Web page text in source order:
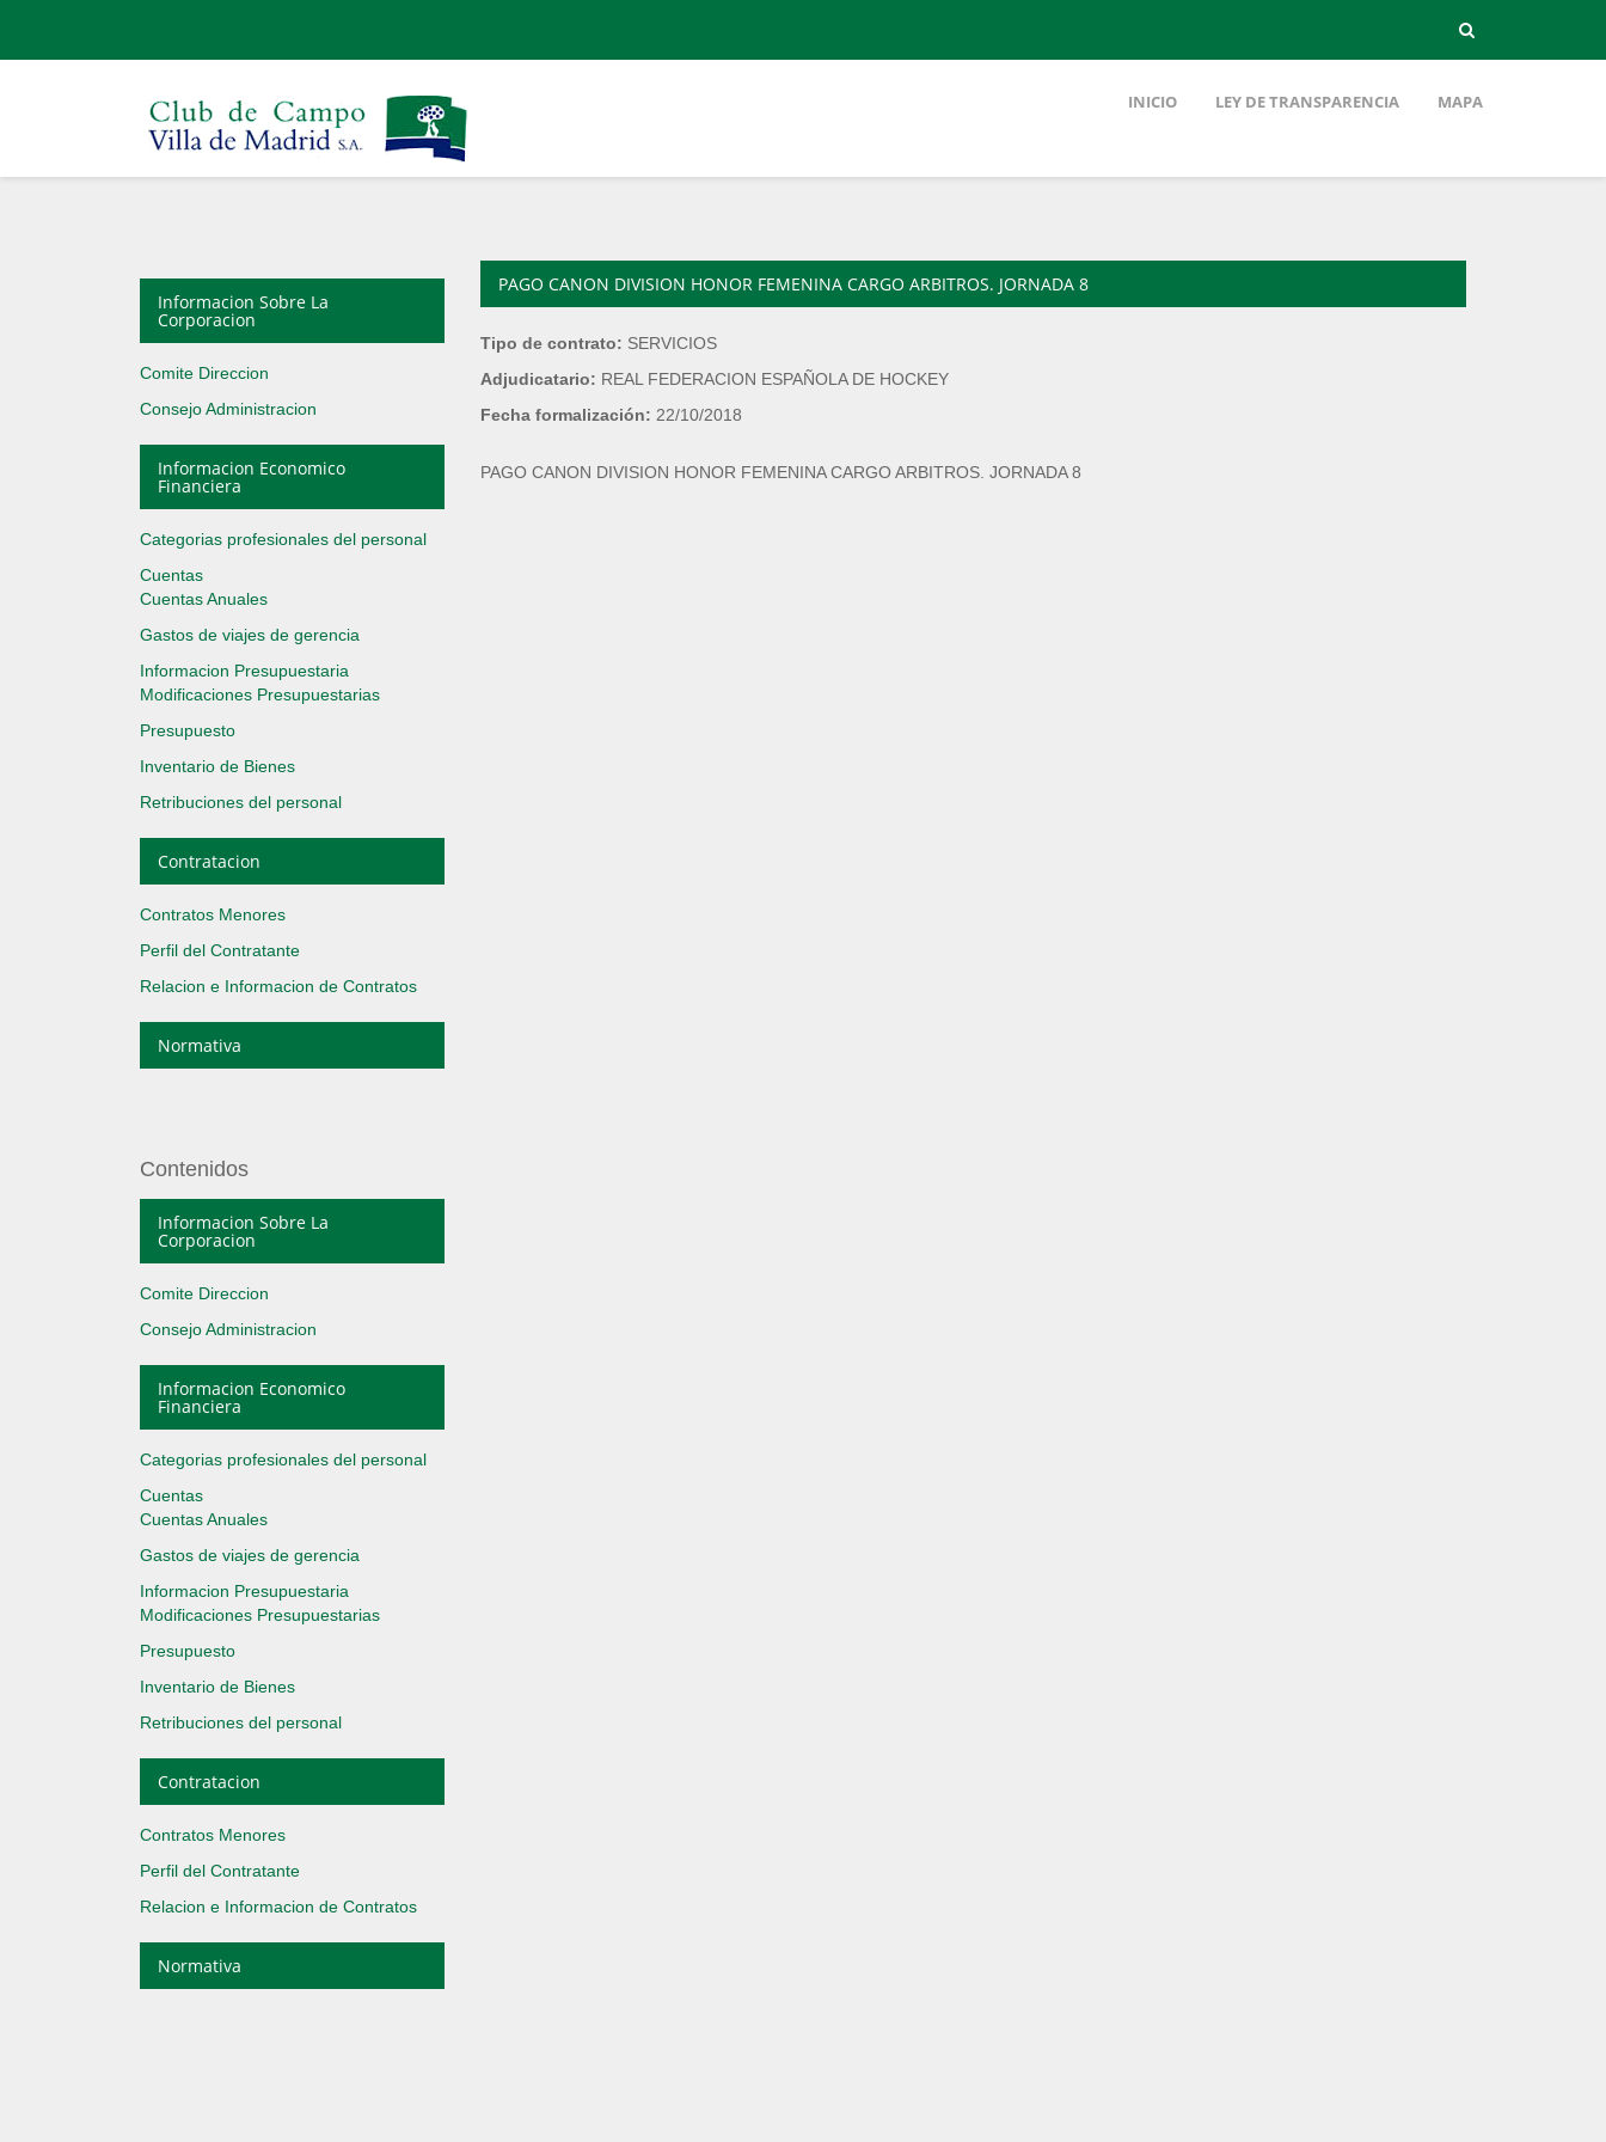
INICIO LEY DE TRANSPARENCIA MAPA
Informacion Sobre La
Corporacion
Comite Direccion
Consejo Administracion
Informacion Economico
Financiera
Categorias profesionales del personal
Cuentas
Cuentas Anuales
Gastos de viajes de gerencia
Informacion Presupuestaria
Modificaciones Presupuestarias
Presupuesto
Inventario de Bienes
Retribuciones del personal
Contratacion
Contratos Menores
Perfil del Contratante
Relacion e Informacion de Contratos
Normativa
Contenidos
Informacion Sobre La
Corporacion
Comite Direccion
Consejo Administracion
Informacion Economico
Financiera
Categorias profesionales del personal
Cuentas
Cuentas Anuales
Gastos de viajes de gerencia
Informacion Presupuestaria
Modificaciones Presupuestarias
Presupuesto
Inventario de Bienes
Retribuciones del personal
Contratacion
Contratos Menores
Perfil del Contratante
Relacion e Informacion de Contratos
Normativa
PAGO CANON DIVISION HONOR FEMENINA CARGO ARBITROS. JORNADA 8
Tipo de contrato: SERVICIOS
Adjudicatario: REAL FEDERACION ESPAÑOLA DE HOCKEY
Fecha formalización: 22/10/2018
PAGO CANON DIVISION HONOR FEMENINA CARGO ARBITROS. JORNADA 8